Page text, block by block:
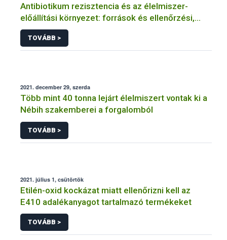
Antibiotikum rezisztencia és az élelmiszer-
előállítási környezet: források és ellenőrzési,
szabályozási lehetőségek
TOVÁBB >
2021. december 29, szerda
Több mint 40 tonna lejárt élelmiszert vontak ki a
Nébih szakemberei a forgalomból
TOVÁBB >
2021. július 1, csütörtök
Etilén-oxid kockázat miatt ellenőrizni kell az
E410 adalékanyagot tartalmazó termékeket
TOVÁBB >